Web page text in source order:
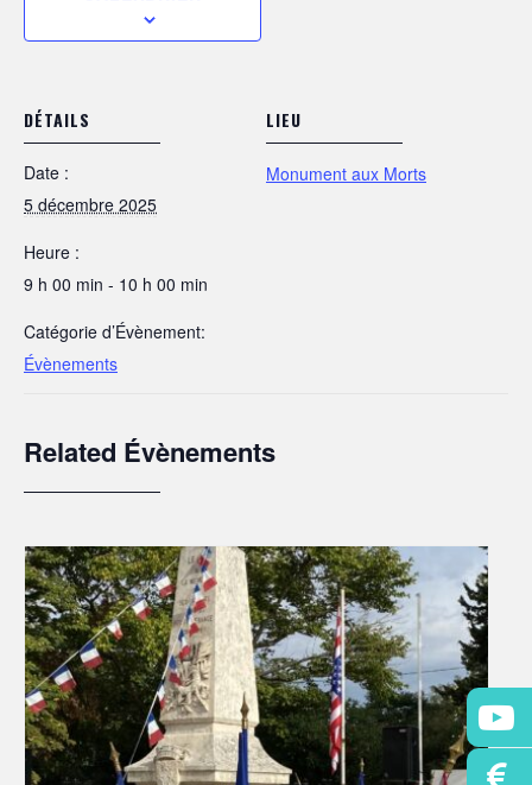
DÉTAILS
Date :
5 décembre 2025
Heure :
9 h 00 min - 10 h 00 min
Catégorie d’Évènement:
Évènements
LIEU
Monument aux Morts
Related Évènements